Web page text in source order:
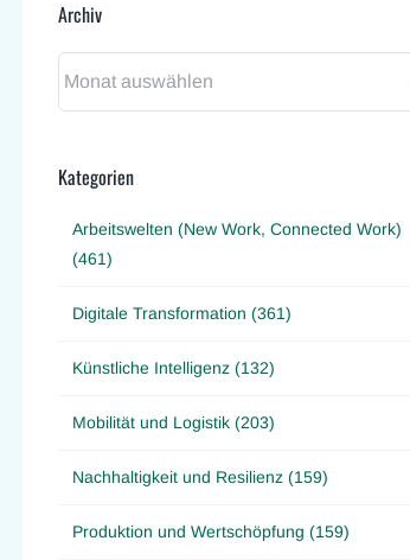
Archiv
Kategorien
Arbeitswelten (New Work, Connected Work)
(461)
Digitale Transformation (361)
Künstliche Intelligenz (132)
Mobilität und Logistik (203)
Nachhaltigkeit und Resilienz (159)
Produktion und Wertschöpfung (159)